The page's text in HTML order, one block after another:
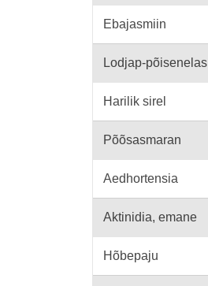
Ebajasmiin
Lodjap-põisenelas
Harilik sirel
Põõsasmaran
Aedhortensia
Aktinidia, emane
Hõbepaju